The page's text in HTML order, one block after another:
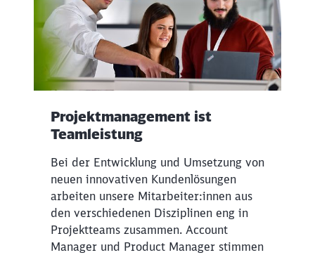
Projektmanagement ist
Teamleistung
Bei der Entwicklung und Umsetzung von
neuen innovativen Kundenlösungen
arbeiten unsere Mitarbeiter:innen aus
den verschiedenen Disziplinen eng in
Projektteams zusammen. Account
Manager und Product Manager stimmen